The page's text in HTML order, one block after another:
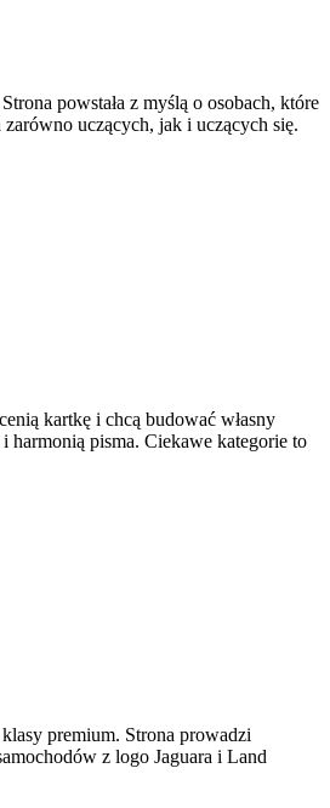
powstała z myślą o osobach, które
uczących, jak i uczących się.
kartkę i chcą budować własny
harmonią pisma. Ciekawe kategorie to
premium. Strona prowadzi
z logo Jaguara i Land